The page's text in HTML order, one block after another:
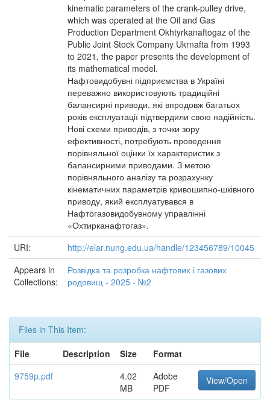
kinematic parameters of the crank-pulley drive,
which was operated at the Oil and Gas
Production Department Okhtyrkanaftogaz of the
Public Joint Stock Company Ukrnafta from 1993
to 2021, the paper presents the development of
its mathematical model.
Нафтовидобувні підприємства в Україні
переважно використовують традиційні
балансирні приводи, які впродовж багатьох
років експлуатації підтвердили свою надійність.
Нові схеми приводів, з точки зору
ефективності, потребують проведення
порівняльної оцінки їх характеристик з
балансирними приводами. З метою
порівняльного аналізу та розрахунку
кінематичних параметрів кривошипно-шківного
приводу, який експлуатувався в
Нафтогазовидобувному управлінні
«Охтирканафтогаз».
URI:
http://elar.nung.edu.ua/handle/123456789/10045
Appears in
Collections:
Розвідка та розробка нафтових і газових
родовищ - 2025 - №2
Files in This Item:
File
Description Size
Format
9759p.pdf
4.02
MB
Adobe
PDF
View/Open